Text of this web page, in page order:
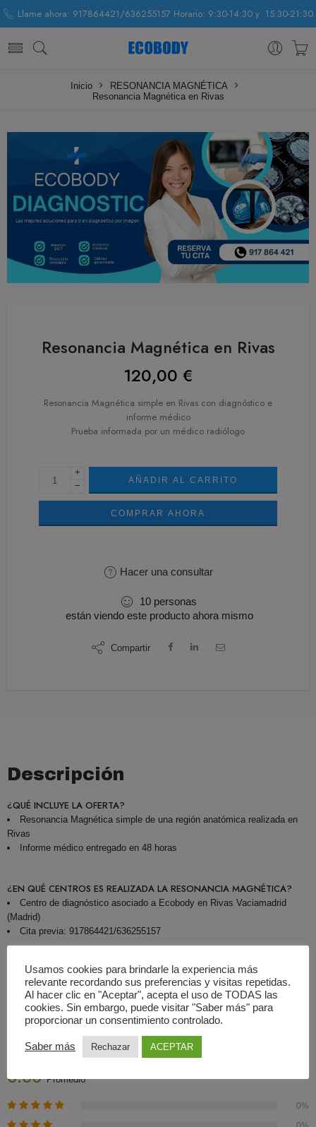
Llame ahora: 917864421/636255157 Horario: 9:30-14:30 y 15:30-21:30
Inicio
RESONANCIA MAGNÉTICA
Resonancia Magnética en Rivas
Resonancia Magnética en Rivas
120,00 €
Resonancia Magnética simple en Rivas con diagnóstico e
informe médico
Prueba informada por un médico radiólogo
+
−
AÑADIR AL CARRITO
COMPRAR AHORA
Hacer una consultar
10 personas
están viendo este producto ahora mismo
Compartir
Descripción
¿QUÉ INCLUYE LA OFERTA?
Resonancia Magnética simple de una región anatómica realizada en
Rivas
Informe médico entregado en 48 horas
¿EN QUÉ CENTROS ES REALIZADA LA RESONANCIA MAGNÉTICA?
Centro de diagnóstico asociado a Ecobody en Rivas Vaciamadrid
(Madrid)
Cita previa: 917864421/636255157
Valoraciones (0)
Basado En 0 Valoraciones
0.00Promedio
0%
0%
Usamos cookies para brindarle la experiencia más
relevante recordando sus preferencias y visitas repetidas.
Al hacer clic en "Aceptar", acepta el uso de TODAS las
cookies. Sin embargo, puede visitar "Saber más" para
proporcionar un consentimiento controlado.
Saber más Rechazar ACEPTAR